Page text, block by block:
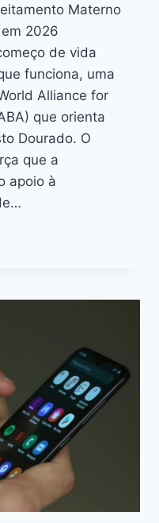
Materno
2026
de vida
funciona, uma
Alliance for
que orienta
Dourado. O
que a
apoio à